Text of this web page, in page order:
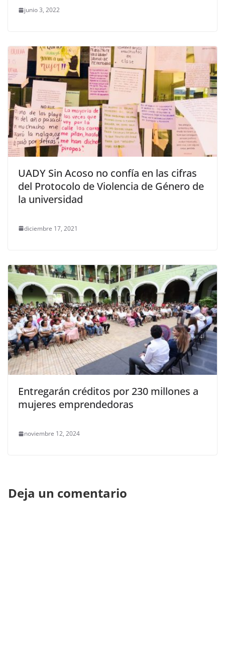
junio 3, 2022
UADY Sin Acoso no confía en las cifras
del Protocolo de Violencia de Género de
la universidad
diciembre 17, 2021
Entregarán créditos por 230 millones a
mujeres emprendedoras
noviembre 12, 2024
Deja un comentario